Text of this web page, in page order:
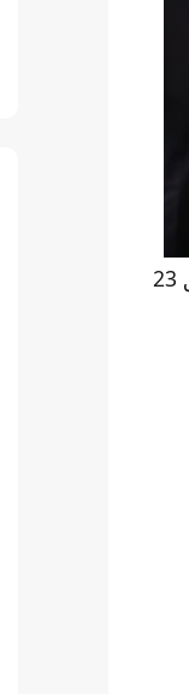
استقبل صاحب الجلالة الملك محمد السادس، نصره الله، اليوم الأربعاء 19 ربيع الثاني 1446 ه، الموافق 23